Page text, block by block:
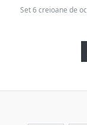
Set 6 creioane de